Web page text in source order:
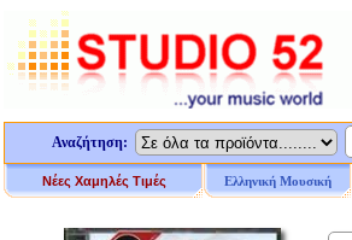
Αναζήτηση:
Νέες Χαμηλές Τιμές Ελληνική Μουσική